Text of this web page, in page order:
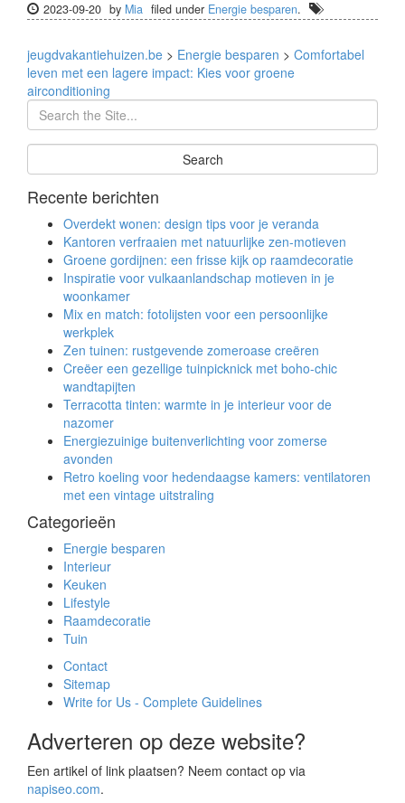
2023-09-20 by Mia filed under Energie besparen.
jeugdvakantiehuizen.be > Energie besparen > Comfortabel
leven met een lagere impact: Kies voor groene
airconditioning
Recente berichten
Overdekt wonen: design tips voor je veranda
Kantoren verfraaien met natuurlijke zen-motieven
Groene gordijnen: een frisse kijk op raamdecoratie
Inspiratie voor vulkaanlandschap motieven in je
woonkamer
Mix en match: fotolijsten voor een persoonlijke
werkplek
Zen tuinen: rustgevende zomeroase creëren
Creëer een gezellige tuinpicknick met boho-chic
wandtapijten
Terracotta tinten: warmte in je interieur voor de
nazomer
Energiezuinige buitenverlichting voor zomerse
avonden
Retro koeling voor hedendaagse kamers: ventilatoren
met een vintage uitstraling
Categorieën
Energie besparen
Interieur
Keuken
Lifestyle
Raamdecoratie
Tuin
Contact
Sitemap
Write for Us - Complete Guidelines
Adverteren op deze website?
Een artikel of link plaatsen? Neem contact op via
napiseo.com.